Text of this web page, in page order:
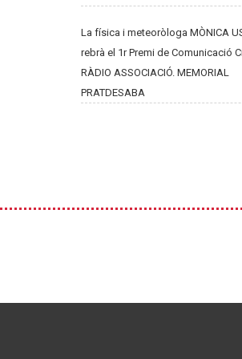
La física i meteoròloga MÒNICA
rebrà el 1r Premi de Comunicació
RÀDIO ASSOCIACIÓ. MEMORIAL
PRATDESABA